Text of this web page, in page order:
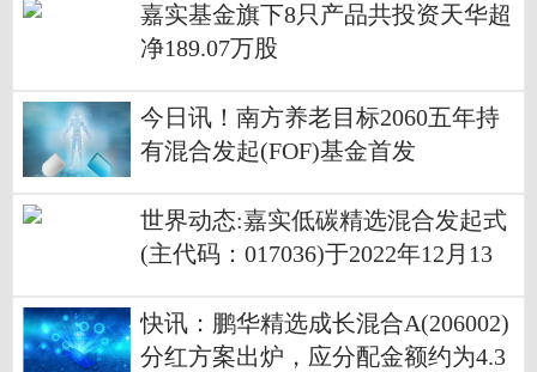
嘉实基金旗下8只产品共投资天华超
净189.07万股
今日讯！南方养老目标2060五年持
有混合发起(FOF)基金首发
世界动态:嘉实低碳精选混合发起式
(主代码：017036)于2022年12月13
快讯：鹏华精选成长混合A(206002)
分红方案出炉，应分配金额约为4.3